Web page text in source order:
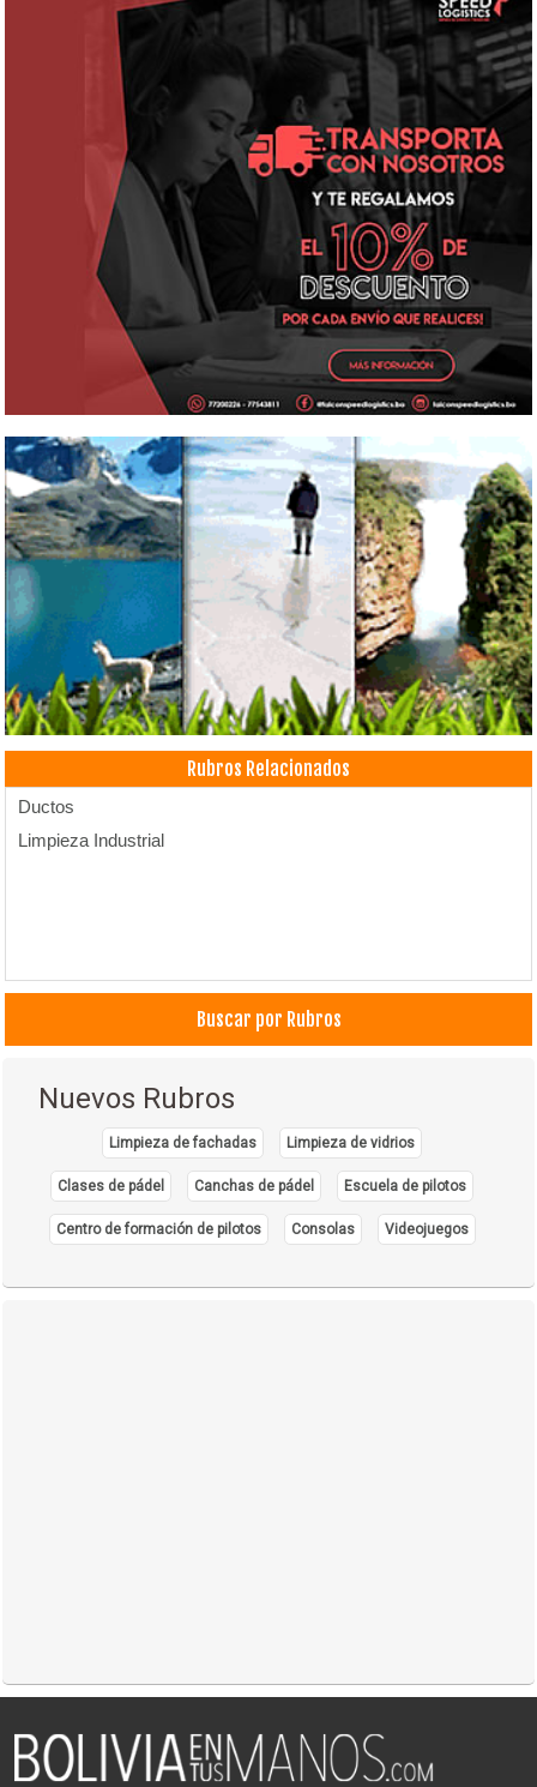
Rubros Relacionados
Ductos
Limpieza Industrial
Buscar por Rubros
Nuevos Rubros
Limpieza de fachadas Limpieza de vidrios
Clases de pádel Canchas de pádel Escuela de pilotos
Centro de formación de pilotos Consolas Videojuegos